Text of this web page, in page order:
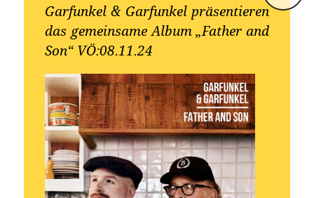
Garfunkel & Garfunkel präsentieren
das gemeinsame Album „Father and
Son“ VÖ:08.11.24